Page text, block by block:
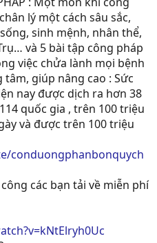
lý một cách sâu sắc,
sinh mệnh, nhân thể,
và 5 bài tập công pháp
việc chửa lành mọi bệnh
giúp nâng cao : Sức
nay được dịch ra hơn 38
quốc gia , trên 100 triệu
và được trên 100 triệu
conduongphanbonquych
các bạn tải về miễn phí